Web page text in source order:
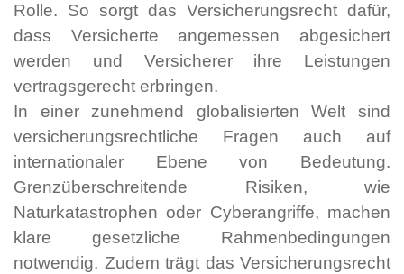
Rolle. So sorgt das Versicherungsrecht dafür,
dass Versicherte angemessen abgesichert
werden und Versicherer ihre Leistungen
vertragsgerecht erbringen.
In einer zunehmend globalisierten Welt sind
versicherungsrechtliche Fragen auch auf
internationaler Ebene von Bedeutung.
Grenzüberschreitende Risiken, wie
Naturkatastrophen oder Cyberangriffe, machen
klare gesetzliche Rahmenbedingungen
notwendig. Zudem trägt das Versicherungsrecht